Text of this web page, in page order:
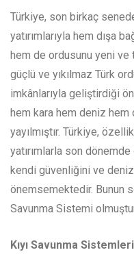
Türkiye, son birkaç
yatırımlarıyla hem dışa
hem de ordusunu yeni
güçlü ve yıkılmaz Türk
imkânlarıyla geliştirdiği
hem kara hem deniz
yayılmıştır. Türkiye,
yatırımlarla son
kendi güvenliğini ve
önemsemektedir. Bunun
Savunma Sistemi
Kıyı Savunma Sistemleri